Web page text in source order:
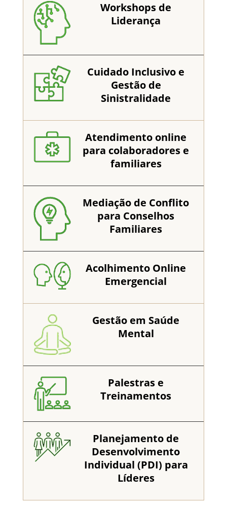
Workshops de
Liderança
Cuidado Inclusivo e
Gestão de
Sinistralidade
Atendimento online
para colaboradores e
familiares
Mediação de Conflito
para Conselhos
Familiares
Acolhimento Online
Emergencial
Gestão em Saúde
Mental
Palestras e
Treinamentos
Planejamento de
Desenvolvimento
Individual (PDI) para
Líderes